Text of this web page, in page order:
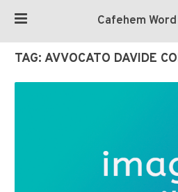
Cafehem
TAG: AVVOCATO DAVIDE